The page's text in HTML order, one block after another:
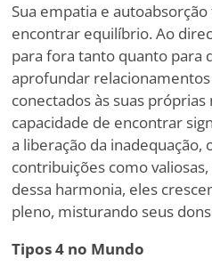
Sua empatia e
encontrar equilíbrio. Ao
para fora tanto quanto para
aprofundar
conectados às suas próprias
capacidade de encontrar
a liberação da inadequação,
contribuições como
dessa harmonia, eles
pleno, misturando seus
Tipos 4 no Mundo